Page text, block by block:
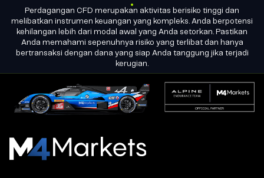
LISENSI GRUP
ID
MENJADI
PARTNER
Perdagangan CFD merupakan aktivitas berisiko tinggi dan
melibatkan instrumen keuangan yang kompleks. Anda berpotensi
kehilangan lebih dari modal awal yang Anda setorkan. Pastikan
Anda memahami sepenuhnya risiko yang terlibat dan hanya
bertransaksi dengan dana yang siap Anda tanggung jika terjadi
kerugian.
M4Markets
CFD
Regulated
Broker
AKUN
M4Markets